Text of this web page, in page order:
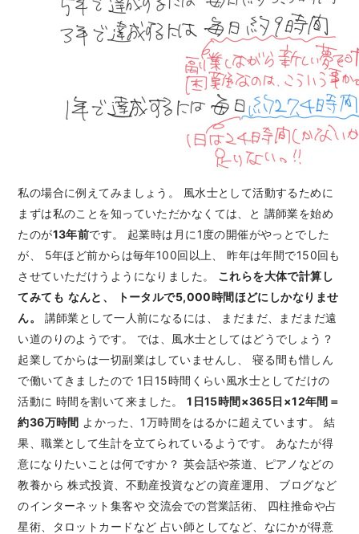
私の場合に例えてみましょう。 風水士として活動するために
まずは私のことを知っていただかなくては、と 講師業を始め
たのが13年前です。 起業時は月に1度の開催がやっとでした
が、 5年ほど前からは毎年100回以上、 昨年は年間で150回も
させていただけうようになりました。 これらを大体で計算し
てみても なんと、
トータルで5,000時間ほどにしかなりませ
ん。
講師業として一人前になるには、 まだまだ、まだまだ遠
い道のりのようです。 では、風水士としてはどうでしょう？
起業してからは一切副業はしていませんし、 寝る間も惜しん
で働いてきましたので 1日15時間くらい風水士としてだけの
活動に 時間を割いて来ました。1日15時間×365日×12年間＝
約36万時間 よかった、1万時間をはるかに超えています。 結
果、職業として生計を立てられているようです。 あなたが得
意になりたいことは何ですか？ 英会話や茶道、ピアノなどの
教養から 株式投資、不動産投資などの資産運用、 ブログなど
のインターネット集客や 交流会での営業話術、 四柱推命や占
星術、タロットカードなど 占い師としてなど、なにかが得意